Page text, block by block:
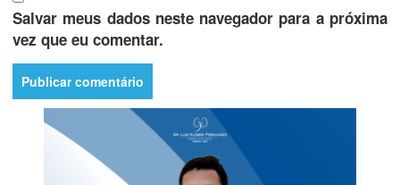
Salvar meus dados neste navegador para a próxima
vez que eu comentar.